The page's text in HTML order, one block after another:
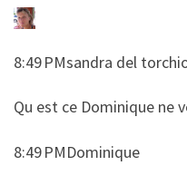
8:49 PMsandra del
​​Qu est ce Dominique ne
8:49 PMDominique